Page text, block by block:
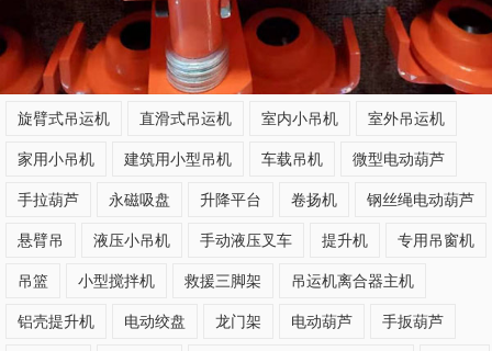
旋臂式吊运机 直滑式吊运机 室内小吊机 室外吊运机
家用小吊机 建筑用小型吊机 车载吊机 微型电动葫芦
手拉葫芦 永磁吸盘 升降平台 卷扬机 钢丝绳电动葫芦
悬臂吊 液压小吊机 手动液压叉车 提升机 专用吊窗机
吊篮 小型搅拌机 救援三脚架 吊运机离合器主机
铝壳提升机 电动绞盘 龙门架 电动葫芦 手扳葫芦